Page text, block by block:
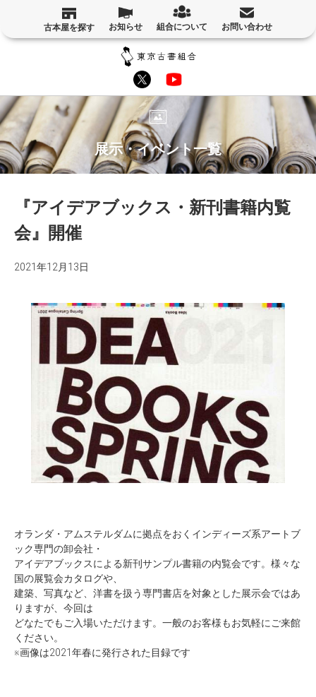
古本屋を探す お知らせ 組合について お問い合わせ
展示・イベント一覧
『アイデアブックス・新刊書籍内覧
会』開催
2021年12月13日
オランダ・アムステルダムに拠点をおくインディーズ系アートブ
ック専門の卸会社・
アイデアブックスによる新刊サンプル書籍の内覧会です。様々な
国の展覧会カタログや、
建築、写真など、洋書を扱う専門書店を対象とした展示会ではあ
りますが、今回は
どなたでもご入場いただけます。一般のお客様もお気軽にご来館
ください。
※画像は2021年春に発行された目録です